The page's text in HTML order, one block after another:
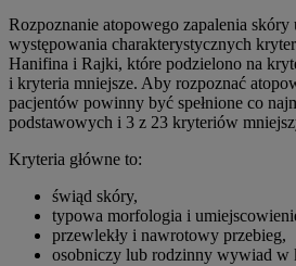
Rozpoznanie atopowego zapalenia skóry
występowania charakterystycznych
Hanifina i Rajki, które podzielono na
i kryteria mniejsze. Aby rozpoznać
pacjentów powinny być spełnione co
podstawowych i 3 z 23 kryteriów
Kryteria główne to:
świąd skóry,
typowa morfologia i
przewlekły i nawrotowy przebieg,
osobniczy lub rodzinny wywiad w